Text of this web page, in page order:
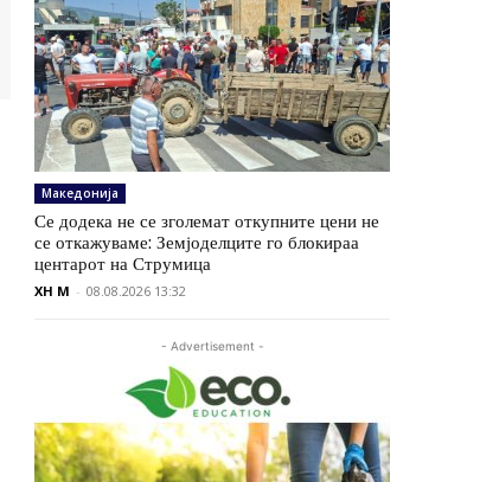
Македонија
Се додека не се зголемат откупните цени не
се откажуваме: Земјоделците го блокираа
центарот на Струмица
XH M - 08.08.2026 13:32
- Advertisement -